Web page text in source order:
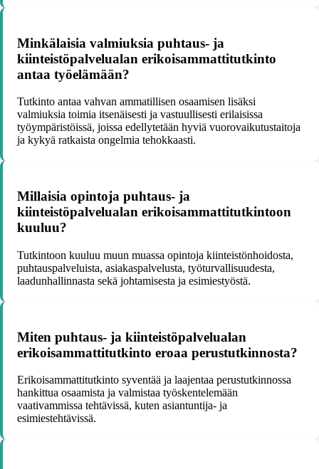
Minkälaisia valmiuksia puhtaus- ja
kiinteistöpalvelualan erikoisammattitutkinto
antaa työelämään?
Tutkinto antaa vahvan ammatillisen osaamisen lisäksi
valmiuksia toimia itsenäisesti ja vastuullisesti erilaisissa
työympäristöissä, joissa edellytetään hyviä vuorovaikutustaitoja
ja kykyä ratkaista ongelmia tehokkaasti.
Millaisia opintoja puhtaus- ja
kiinteistöpalvelualan erikoisammattitutkintoon
kuuluu?
Tutkintoon kuuluu muun muassa opintoja kiinteistönhoidosta,
puhtauspalveluista, asiakaspalvelusta, työturvallisuudesta,
laadunhallinnasta sekä johtamisesta ja esimiestyöstä.
Miten puhtaus- ja kiinteistöpalvelualan
erikoisammattitutkinto eroaa perustutkinnosta?
Erikoisammattitutkinto syventää ja laajentaa perustutkinnossa
hankittua osaamista ja valmistaa työskentelemään
vaativammissa tehtävissä, kuten asiantuntija- ja
esimiestehtävissä.